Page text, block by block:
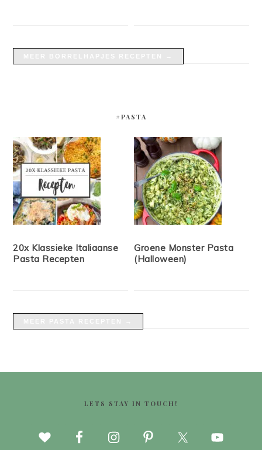
#PASTA
20x Klassieke Italiaanse
Pasta Recepten
Groene Monster Pasta
(Halloween)
LETS STAY IN TOUCH!